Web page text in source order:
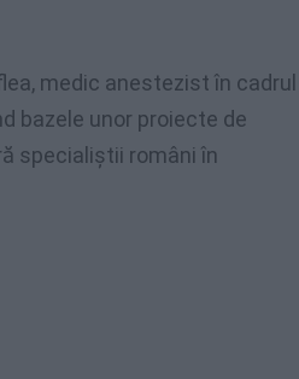
medic anestezist în cadrul
bazele unor proiecte de
specialiștii români în